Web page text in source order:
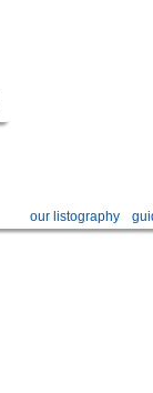
our listography